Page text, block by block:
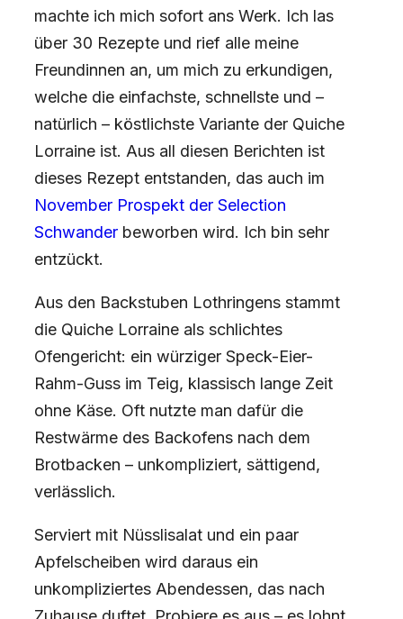
machte ich mich sofort ans Werk. Ich las
über 30 Rezepte und rief alle meine
Freundinnen an, um mich zu erkundigen,
welche die einfachste, schnellste und –
natürlich – köstlichste Variante der Quiche
Lorraine ist. Aus all diesen Berichten ist
dieses Rezept entstanden, das auch im
November Prospekt der Selection
Schwander beworben wird. Ich bin sehr
entzückt.
Aus den Backstuben Lothringens stammt
die Quiche Lorraine als schlichtes
Ofengericht: ein würziger Speck-Eier-
Rahm-Guss im Teig, klassisch lange Zeit
ohne Käse. Oft nutzte man dafür die
Restwärme des Backofens nach dem
Brotbacken – unkompliziert, sättigend,
verlässlich.
Serviert mit Nüsslisalat und ein paar
Apfelscheiben wird daraus ein
unkompliziertes Abendessen, das nach